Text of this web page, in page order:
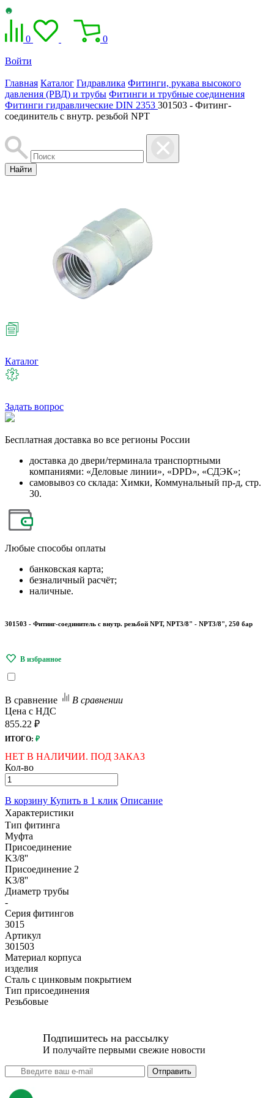
0 0
Войти
Главная Каталог Гидравлика Фитинги, рукава высокого
давления (РВД) и трубы Фитинги и трубные соединения
Фитинги гидравлические DIN 2353 301503 - Фитинг-
соединитель с внутр. резьбой NPT
Найти
Каталог
Задать вопрос
Бесплатная доставка во все регионы России
доставка до двери/терминала транспортными
компаниями: «Деловые линии», «DPD», «СДЭК»;
самовывоз со склада: Химки, Коммунальный пр-д, стр.
30.
Любые способы оплаты
банковская карта;
безналичный расчёт;
наличные.
301503 - Фитинг-соединитель с внутр. резьбой NPT, NPT3/8" - NPT3/8", 250 бар
В сравнение
В сравнении
Цена с НДС
855.22 ₽
ИТОГО: ₽
НЕТ В НАЛИЧИИ. ПОД ЗАКАЗ
Кол-во
В корзину Купить в 1 клик Описание
Характеристики
Тип фитинга
Муфта
Присоединение
K3/8''
Присоединение 2
K3/8''
Диаметр трубы
-
Серия фитингов
3015
Артикул
301503
Материал корпуса
изделия
Сталь с цинковым покрытием
Тип присоединения
Резьбовые
Подпишитесь на рассылку
И получайте первыми свежие новости
Отправить